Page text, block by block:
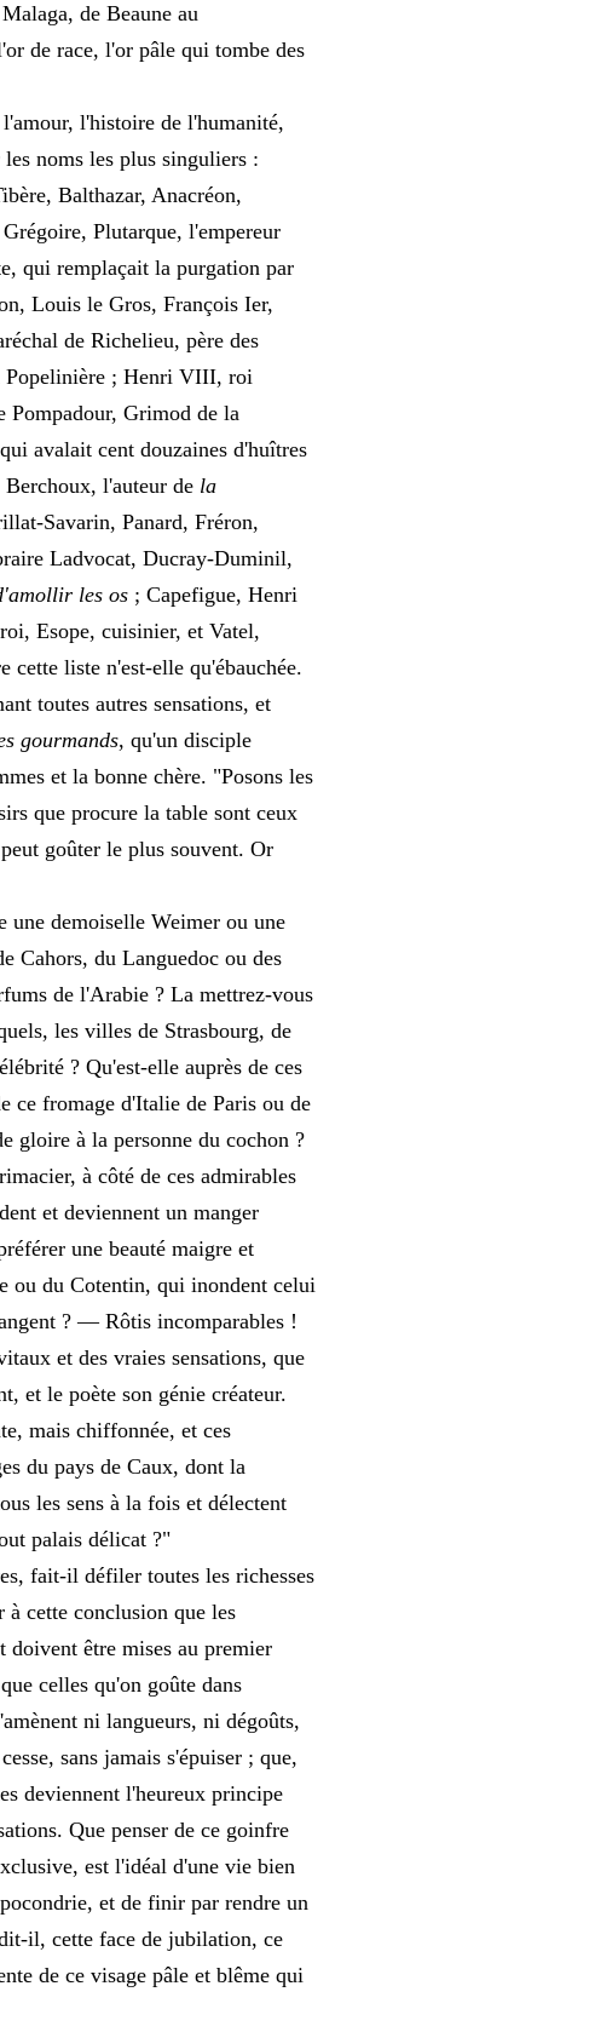
de Beaune au
de race, l'or pâle qui tombe des
l'histoire de l'humanité,
noms les plus singuliers :
Balthazar, Anacréon,
Plutarque, l'empereur
qui remplaçait la purgation par
Louis le Gros, François Ier,
de Richelieu, père des
Popelinière ; Henri VIII, roi
Pompadour, Grimod de la
avalait cent douzaines d'huîtres
l'auteur de la
Savarin, Panard, Fréron,
Ladvocat, Ducray-Duminil,
les os ; Capefigue, Henri
Esope, cuisinier, et Vatel,
cette liste n'est-elle qu'ébauchée.
toutes autres sensations, et
gourmands, qu'un disciple
et la bonne chère. "Posons les
que procure la table sont ceux
goûter le plus souvent. Or
demoiselle Weimer ou une
Cahors, du Languedoc ou des
de l'Arabie ? La mettrez-vous
les villes de Strasbourg, de
? Qu'est-elle auprès de ces
ce fromage d'Italie de Paris ou de
gloire à la personne du cochon ?
à côté de ces admirables
et deviennent un manger
une beauté maigre et
ou du Cotentin, qui inondent celui
? — Rôtis incomparables !
et des vraies sensations, que
et le poète son génie créateur.
mais chiffonnée, et ces
du pays de Caux, dont la
les sens à la fois et délectent
palais délicat ?"
fait-il défiler toutes les richesses
à cette conclusion que les
doivent être mises au premier
celles qu'on goûte dans
ni langueurs, ni dégoûts,
sans jamais s'épuiser ; que,
deviennent l'heureux principe
Que penser de ce goinfre
est l'idéal d'une vie bien
et de finir par rendre un
il, cette face de jubilation, ce
de ce visage pâle et blême qui